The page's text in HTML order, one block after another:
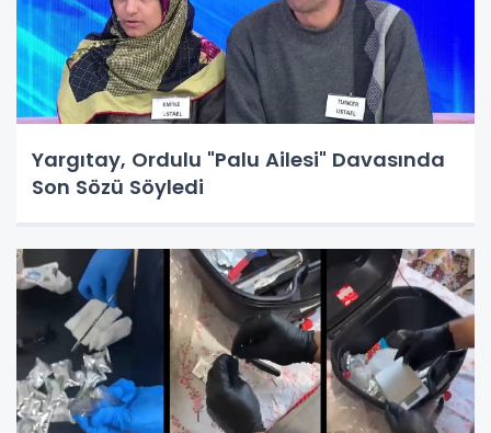
Yargıtay, Ordulu "Palu Ailesi" Davasında
Son Sözü Söyledi